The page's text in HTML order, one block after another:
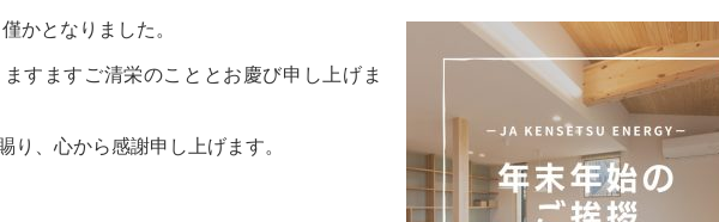
かとなりました。
すますご清栄のこととお慶び申し上げま
り、心から感謝申し上げます。